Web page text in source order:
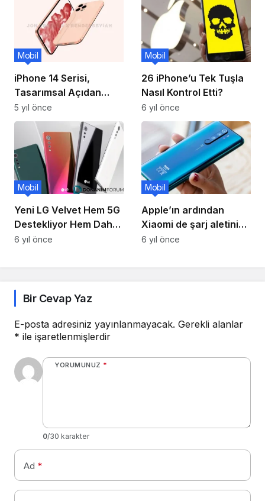
iPhone 14 Serisi,
Tasarımsal Açıdan
Baştan Yaratılacak,
Çentiğe Elveda!
Mobil
5 yıl önce
26 iPhone’u Tek Tuşla
Nasıl Kontrol Etti?
Mobil
6 yıl önce
Yeni LG Velvet Hem 5G
Destekliyor Hem Daha
Ucuz
Mobil
6 yıl önce
Apple’ın ardından
Xiaomi de şarj aletini
kaldırıyor!
Mobil
6 yıl önce
Bir Cevap Yaz
E-posta adresiniz yayınlanmayacak. Gerekli alanlar
* ile işaretlenmişlerdir
YORUMUNUZ *
0/30 karakter
Ad *